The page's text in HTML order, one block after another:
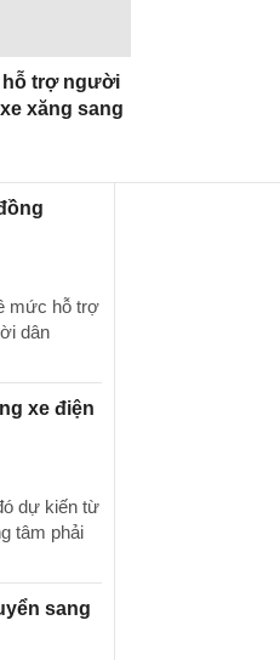
hỗ trợ người
xăng sang
mức hỗ trợ
dân
xe điện
dự kiến từ
tâm phải
sang